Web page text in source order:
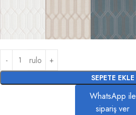
rulo
SEPETE EKLE
WhatsApp ile
sipariş ver